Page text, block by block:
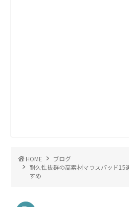
HOME
ブログ
耐久性抜群の高素材マウスパッド15
すめ